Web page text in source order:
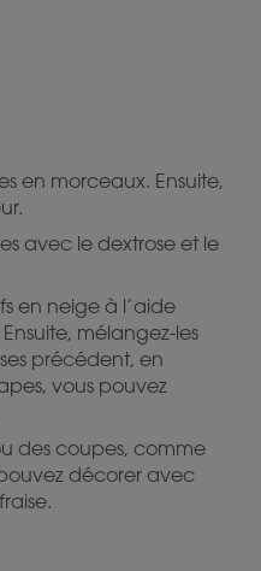
en morceaux. Ensuite,
avec le dextrose et le
en neige à l’aide
mélangez-les
précédent, en
vous pouvez
des coupes, comme
décorer avec